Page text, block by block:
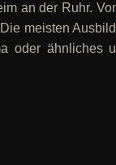
an der Ruhr.
meisten
oder ähnliches